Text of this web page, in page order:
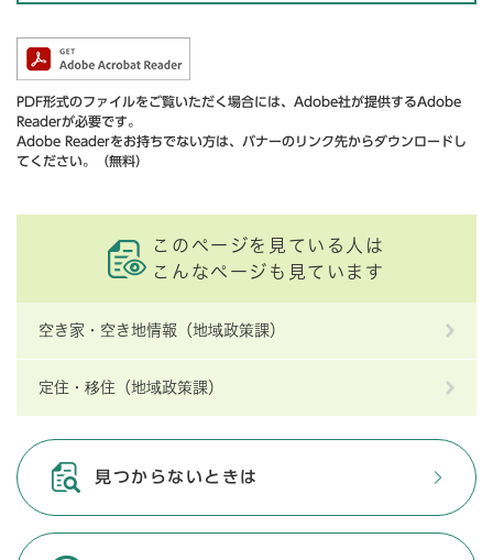
PDF形式のファイルをご覧いただく場合には、Adobe社が提供するAdobe
Readerが必要です。
Adobe Readerをお持ちでない方は、バナーのリンク先からダウンロードし
てください。（無料）
このページを見ている人は
こんなページも見ています
空き家・空き地情報（地域政策課）
定住・移住（地域政策課）
見つからないときは